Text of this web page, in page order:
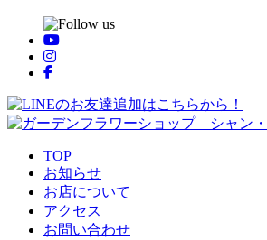
TOP
お知らせ
お店について
アクセス
お問い合わせ